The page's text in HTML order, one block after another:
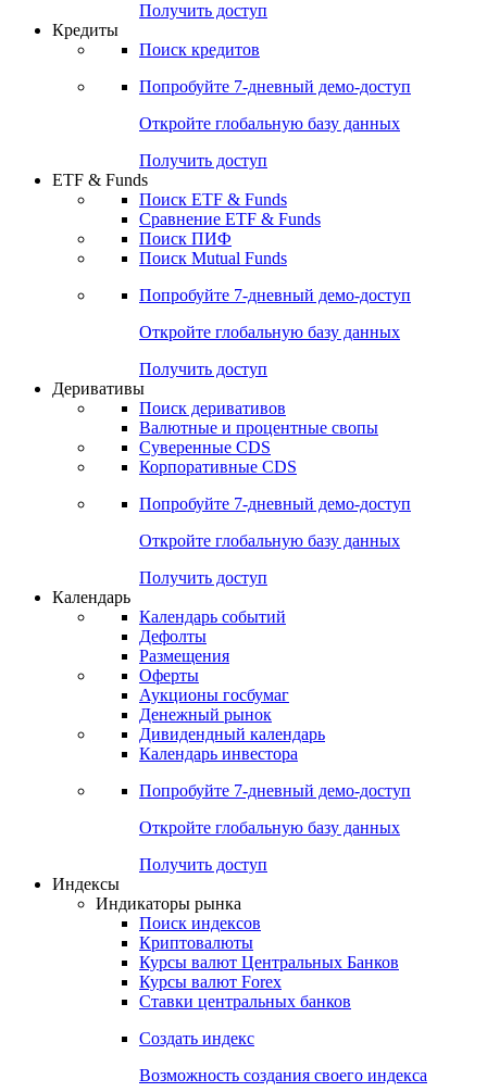
Получить доступ
Кредиты
Поиск кредитов
Попробуйте 7-дневный демо-доступ
Откройте глобальную базу данных
Получить доступ
ETF & Funds
Поиск ETF & Funds
Сравнение ETF & Funds
Поиск ПИФ
Поиск Mutual Funds
Попробуйте 7-дневный демо-доступ
Откройте глобальную базу данных
Получить доступ
Деривативы
Поиск деривативов
Валютные и процентные свопы
Суверенные CDS
Корпоративные CDS
Попробуйте 7-дневный демо-доступ
Откройте глобальную базу данных
Получить доступ
Календарь
Календарь событий
Дефолты
Размещения
Оферты
Аукционы госбумаг
Денежный рынок
Дивидендный календарь
Календарь инвестора
Попробуйте 7-дневный демо-доступ
Откройте глобальную базу данных
Получить доступ
Индексы
Индикаторы рынка
Поиск индексов
Криптовалюты
Курсы валют Центральных Банков
Курсы валют Forex
Ставки центральных банков
Создать индекс
Возможность создания своего индекса